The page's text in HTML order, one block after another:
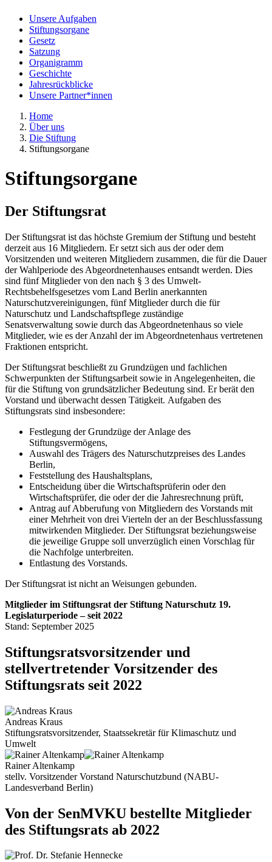
Unsere Aufgaben
Stiftungsorgane
Gesetz
Satzung
Organigramm
Geschichte
Jahresrückblicke
Unsere Partner*innen
Home
Über uns
Die Stiftung
Stiftungsorgane
Stiftungsorgane
Der Stiftungsrat
Der Stiftungsrat ist das höchste Gremium der Stiftung und besteht
derzeit aus 16 Mitgliedern. Er setzt sich aus der oder dem
Vorsitzenden und weiteren Mitgliedern zusammen, die für die Dauer
der Wahlperiode des Abgeordnetenhauses entsandt werden. Dies
sind fünf Mitglieder von den nach § 3 des Umwelt-
Rechtsbehelfsgesetzes vom Land Berlin anerkannten
Naturschutzvereinigungen, fünf Mitglieder durch die für
Naturschutz und Landschaftspflege zuständige
Senatsverwaltung sowie durch das Abgeordnetenhaus so viele
Mitglieder, wie es der Anzahl der im Abgeordnetenhaus vertretenen
Fraktionen entspricht.
Der Stiftungsrat beschließt zu Grundzügen und fachlichen
Schwerpunkten der Stiftungsarbeit sowie in Angelegenheiten, die
für die Stiftung von grundsätzlicher Bedeutung sind. Er berät den
Vorstand und überwacht dessen Tätigkeit. Aufgaben des
Stiftungsrats sind insbesondere:
Festlegung der Grundzüge der Anlage des
Stiftungsvermögens,
Auswahl des Trägers des Naturschutzpreises des Landes
Berlin,
Feststellung des Haushaltsplans,
Entscheidung über die Wirtschaftsprüferin oder den
Wirtschaftsprüfer, die oder der die Jahresrechnung prüft,
Antrag auf Abberufung von Mitgliedern des Vorstands mit
einer Mehrheit von drei Vierteln der an der Beschlussfassung
mitwirkenden Mitglieder. Der Stiftungsrat beziehungsweise
die jeweilige Gruppe soll unverzüglich einen Vorschlag für
die Nachfolge unterbreiten.
Entlastung des Vorstands.
Der Stiftungsrat ist nicht an Weisungen gebunden.
Mitglieder im Stiftungsrat der Stiftung Naturschutz 19.
Legislaturperiode – seit 2022
Stand: September 2025
Stiftungsratsvorsitzender und
stellvertretender Vorsitzender des
Stiftungsrats seit 2022
Andreas Kraus
Stiftungsratsvorsitzender, Staatssekretär für Klimaschutz und
Umwelt
Rainer Altenkamp
stellv. Vorsitzender Vorstand Naturschutzbund (NABU-
Landesverband Berlin)
Von der SenMVKU bestellte Mitglieder
des Stiftungsrats ab 2022